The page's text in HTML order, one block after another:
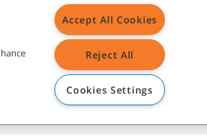
Mapa del sitio
Company y/o sus compañías afiliadas o
Accept All Cookies
Reject All
Cookies Settings